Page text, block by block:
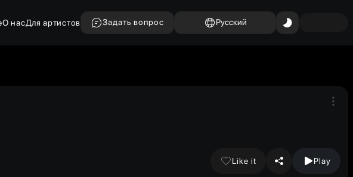
О насДля артистов Задать вопрос Русский
Like it Play